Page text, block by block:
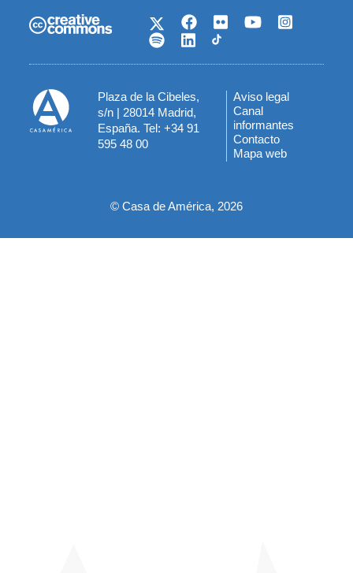
Plaza de la Cibeles,
s/n | 28014 Madrid,
España. Tel: +34 91
595 48 00
Menú
del
pie
Aviso legal
Canal
informantes
Contacto
Mapa web
© Casa de América, 2026